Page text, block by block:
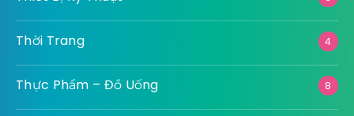
Thời Trang 4
Thực Phẩm – Đồ Uống 8